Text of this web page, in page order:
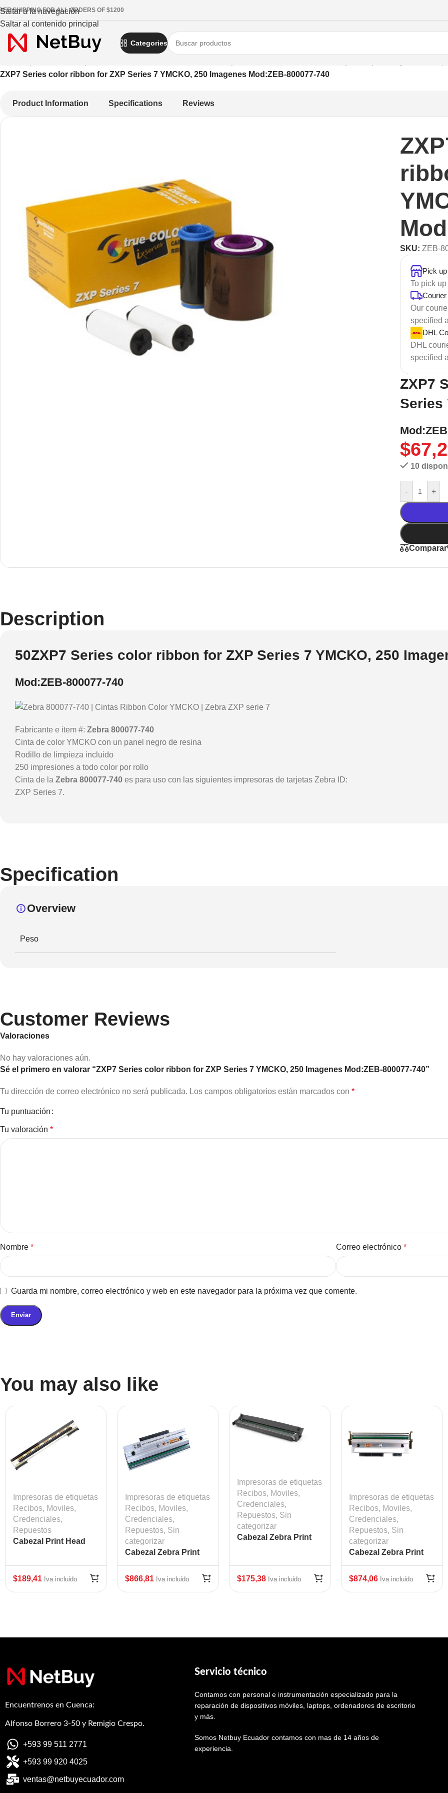
Saltar a la navegación
Saltar al contenido principal
SHIPPING FOR ALL ORDERS OF $1200
Categories
ZXP7 Series color ribbon for ZXP Series 7 YMCKO, 250 Imagenes Mod:ZEB-800077-740
Product Information Specifications Reviews
SKU:ZEB-
Pick
To pick
Our
specified
DHL
DHL
specified
ZXP7
Series
$
10
- +
Comparar
Description
50ZXP7 Series color ribbon for ZXP Series 7 YMCKO, 250
Mod:ZEB-800077-740
Fabricante e item #: Zebra 800077-740
Cinta de color YMCKO con un panel negro de resina
Rodillo de limpieza incluido
250 impresiones a todo color por rollo
Cinta de la Zebra 800077-740 es para uso con las siguientes impresoras de tarjetas Zebra ID:
ZXP Series 7.
Specification
Overview
Peso
Customer Reviews
Valoraciones
No hay valoraciones aún.
Sé el primero en valorar “ZXP7 Series color ribbon for ZXP Series 7 YMCKO, 250 Imagenes Mod:ZEB-800077-740”
Tu dirección de correo electrónico no será publicada. Los campos obligatorios están marcados con *
Tu puntuación
Tu valoración *
Nombre * Correo electrónico *
Guarda mi nombre, correo electrónico y web en este navegador para la próxima vez que comente.
You may also like
Impresoras de etiquetas
Recibos, Moviles,
Credenciales,
Repuestos
Cabezal Print Head
mod:ZEB-G105910-
048
$189,41 Iva incluido
Impresoras de etiquetas
Recibos, Moviles,
Credenciales,
Repuestos, Sin
categorizar
Cabezal Zebra Print
$866,81 Iva incluido
Impresoras de etiquetas
Recibos, Moviles,
Credenciales,
Repuestos, Sin
categorizar
Cabezal Zebra Print
$175,38 Iva incluido
Impresoras de etiquetas
Recibos, Moviles,
Credenciales,
Repuestos, Sin
categorizar
Cabezal Zebra Print
$874,06 Iva incluido
Encuentrenos en Cuenca:
Alfonso Borrero 3-50 y Remigio Crespo.
+593 99 511 2771
+593 99 920 4025
ventas@netbuyecuador.com
Servicio técnico
Contamos con personal e instrumentación especializado para la
reparación de dispositivos móviles, laptops, ordenadores de escritorio
y más.
Somos Netbuy Ecuador contamos con mas de 14 años de
experiencia.